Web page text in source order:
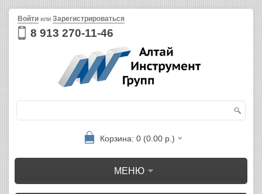
8 913 270-11-46
Войти или Зарегистрироваться
Корзина: 0 (0.00 р.)
МЕНЮ